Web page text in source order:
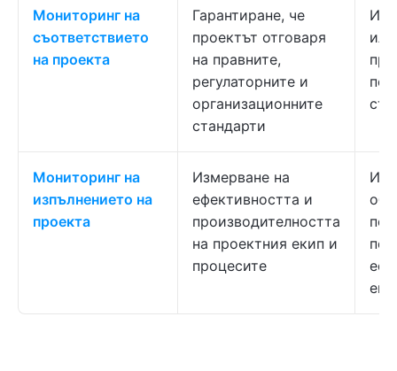
Мониторинг на
съответствието
на проекта
Гарантиране, че
проектът отговаря
на правните,
регулаторните и
организационните
стандарти
Мониторинг на
изпълнението на
проекта
Измерване на
ефективността и
производителността
на проектния екип и
процесите